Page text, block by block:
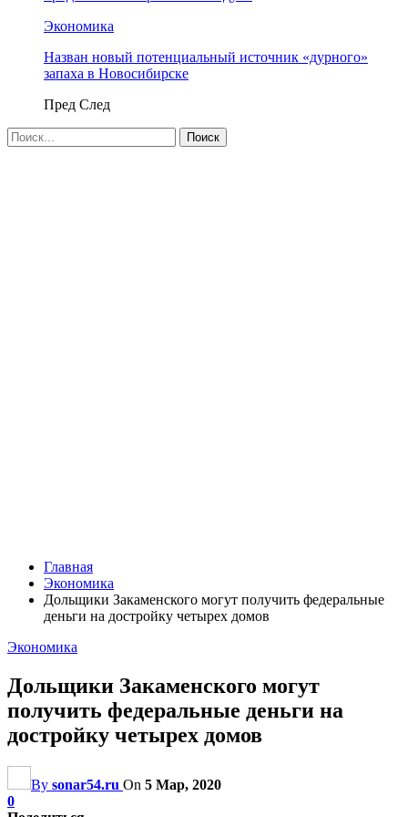
Экономика
Назван новый потенциальный источник «дурного»
запаха в Новосибирске
Пред След
Главная
Экономика
Дольщики Закаменского могут получить федеральные
деньги на достройку четырех домов
Экономика
Дольщики Закаменского могут
получить федеральные деньги на
достройку четырех домов
By sonar54.ru On 5 Мар, 2020
0